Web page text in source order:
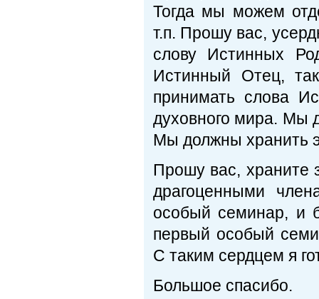
Тогда мы можем
т.п. Прошу вас,
слову Истинных
Истинный Отец,
принимать слова
духовного мира. Мы
Мы должны хранить
Прошу вас, храните
драгоценными
особый семинар, и
первый особый
С таким сердцем я
Большое спасибо.